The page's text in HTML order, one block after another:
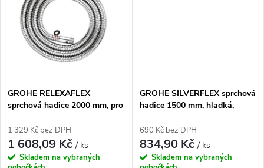
GROHE RELEXAFLEX
sprchová hadice 2000 mm, pro
chrom
1 329 Kč bez DPH
1 608,09 Kč/ ks
Skladem na vybraných
GROHE SILVERFLEX sprchová
hadice 1500 mm, hladká,
chrom
690 Kč bez DPH
834,90 Kč/ ks
Skladem na vybraných